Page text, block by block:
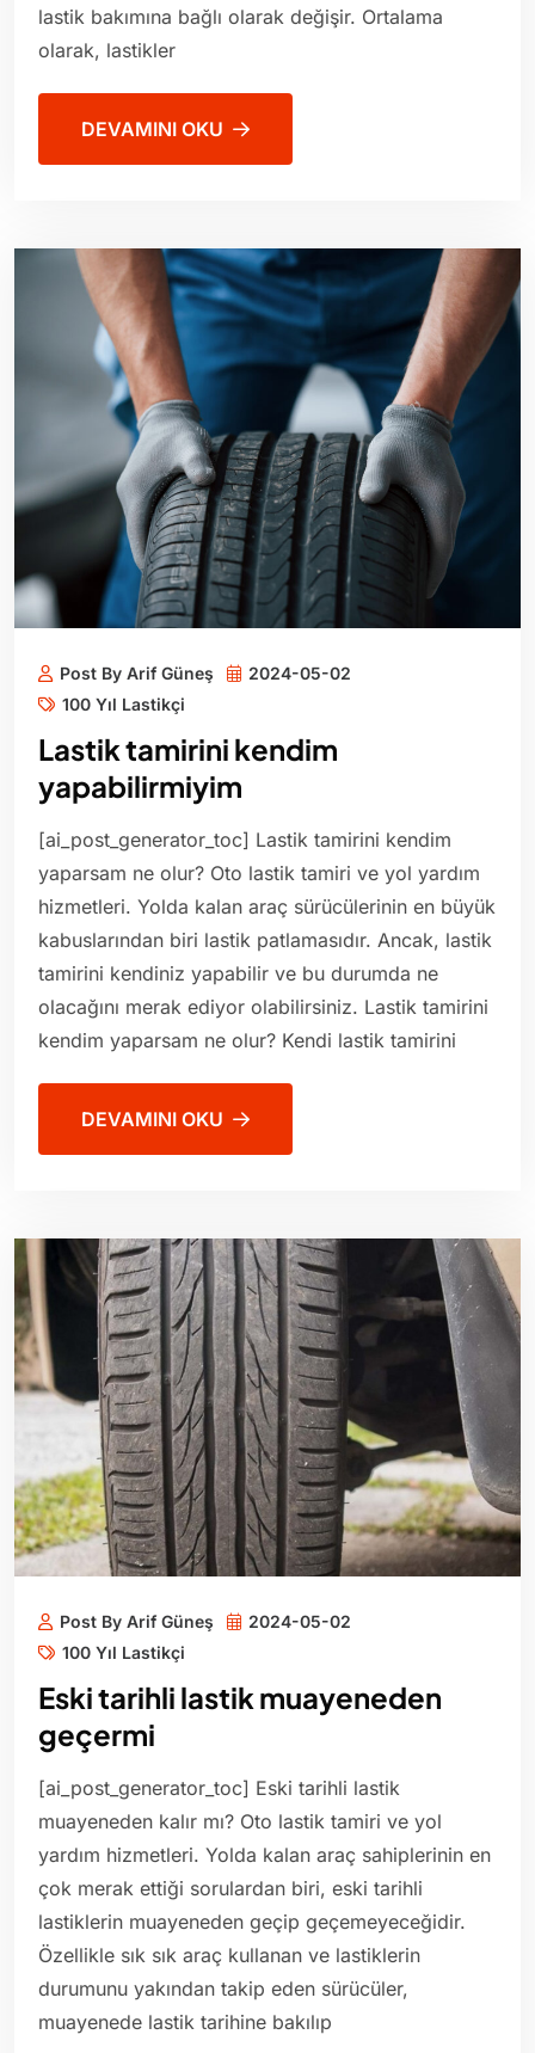
lastik bakımına bağlı olarak değişir. Ortalama
olarak, lastikler
DEVAMINI OKU
Post By Arif Güneş
2024-05-02
100 Yıl Lastikçi
Lastik tamirini kendim
yapabilirmiyim
[ai_post_generator_toc] Lastik tamirini kendim
yaparsam ne olur? Oto lastik tamiri ve yol yardım
hizmetleri. Yolda kalan araç sürücülerinin en büyük
kabuslarından biri lastik patlamasıdır. Ancak, lastik
tamirini kendiniz yapabilir ve bu durumda ne
olacağını merak ediyor olabilirsiniz. Lastik tamirini
kendim yaparsam ne olur? Kendi lastik tamirini
DEVAMINI OKU
Post By Arif Güneş
2024-05-02
100 Yıl Lastikçi
Eski tarihli lastik muayeneden
geçermi
[ai_post_generator_toc] Eski tarihli lastik
muayeneden kalır mı? Oto lastik tamiri ve yol
yardım hizmetleri. Yolda kalan araç sahiplerinin en
çok merak ettiği sorulardan biri, eski tarihli
lastiklerin muayeneden geçip geçemeyeceğidir.
Özellikle sık sık araç kullanan ve lastiklerin
durumunu yakından takip eden sürücüler,
muayenede lastik tarihine bakılıp